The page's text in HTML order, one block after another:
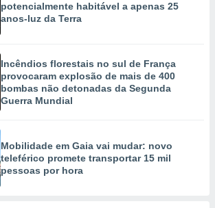
potencialmente habitável a apenas 25
anos-luz da Terra
Incêndios florestais no sul de França
provocaram explosão de mais de 400
bombas não detonadas da Segunda
Guerra Mundial
Mobilidade em Gaia vai mudar: novo
teleférico promete transportar 15 mil
pessoas por hora